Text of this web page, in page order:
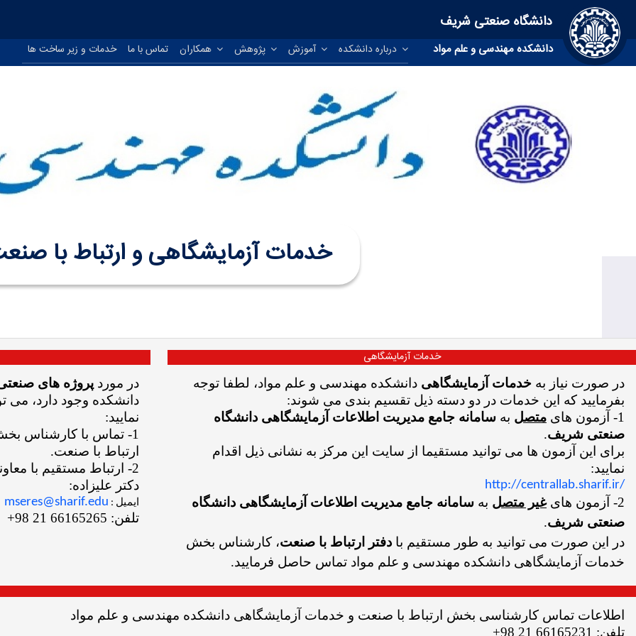
دانشگاه صنعتی شریف
دانشکده مهندسی و علم مواد درباره دانشکده آموزش پژوهش همکاران تماس با ما خدمات و زیر ساخت ها
خدمات آزمایشگاهی و ارتباط با
خدمات آزمایشگاهی
در صورت نیاز به خدمات آزمایشگاهی دانشکده مهندسی و علم مواد، لطفا توجه
بفرمایید که این خدمات در دو دسته ذیل تقسیم بندی می شوند:
1- آزمون های
متصل به سامانه جامع مدیریت اطلاعات آزمایشگاهی دانشگاه
صنعتی شریف.
برای این آزمون ها می توانید مستقیما از سایت این مرکز به نشانی ذیل اقدام
نمایید:
http://centrallab.sharif.ir/
2- آزمون های غیر متصل به سامانه جامع مدیریت اطلاعات آزمایشگاهی دانشگاه
صنعتی شریف.
در این صورت می توانید به طور مستقیم با دفتر ارتباط با صنعت، کارشناس بخش
خدمات آزمایشگاهی دانشکده مهندسی و علم مواد تماس حاصل فرمایید.
در مورد پروژه های
دانشکده وجود دارد، می
نمایید:
1- تماس با کارشناس
ارتباط با صنعت.
2- ارتباط مستقیم با
دکتر علیزاده:
ایمیل : mseres@sharif.edu
تلفن: 66165265 21 98+
اطلاعات تماس کارشناسی بخش ارتباط با صنعت و خدمات آزمایشگاهی دانشکده مهندسی و علم مواد
تلفن: 66165231 21 98+